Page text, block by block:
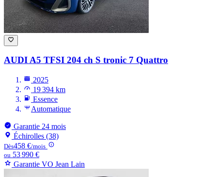
AUDI A5 TFSI 204 ch S tronic 7 Quattro
2025
19 394 km
Essence
Automatique
Garantie 24 mois
Échirolles (38)
Dès458 €/mois
ou 53 990 €
Garantie VO Jean Lain